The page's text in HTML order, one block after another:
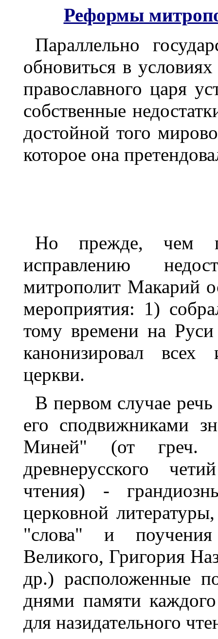
Реформы
Параллельно
обновиться в
православного царя
собственные
достойной того
которое она
Но прежде, чем
исправлению
митрополит Макарий
мероприятия: 1)
тому времени на
канонизировал всех
церкви.
В первом случае
его сподвижниками
Миней" (от греч.
древнерусского
чтения) -
церковной
"слова" и
Великого, Григория
др.) расположенные
днями памяти
для назидательного